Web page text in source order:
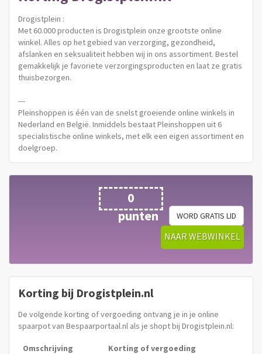
Drogistplein :
Met 60.000 producten is Drogistplein onze grootste online
winkel. Alles op het gebied van verzorging, gezondheid,
afslanken en seksualiteit hebben wij in ons assortiment. Bestel
gemakkelijk je favoriete verzorgingsproducten en laat ze gratis
thuisbezorgen.
---
Pleinshoppen is één van de snelst groeiende online winkels in
Nederland en België. Inmiddels bestaat Pleinshoppen uit 6
specialistische online winkels, met elk een eigen assortiment en
doelgroep.
prijzen. Door middel van één winkelmandje kunnen producten
van meerdere winkels in één keer worden afgerekend.Gratis
bezorging vanaf €25,- en voor 21.00uur besteld, morgen in huis!
0
punten
WORD GRATIS LID
NAAR WEBWINKEL
Korting bij Drogistplein.nl
De volgende korting of vergoeding ontvang je in je online
spaarpot van Bespaarportaal.nl als je shopt bij Drogistplein.nl:
Omschrijving Korting of vergoeding